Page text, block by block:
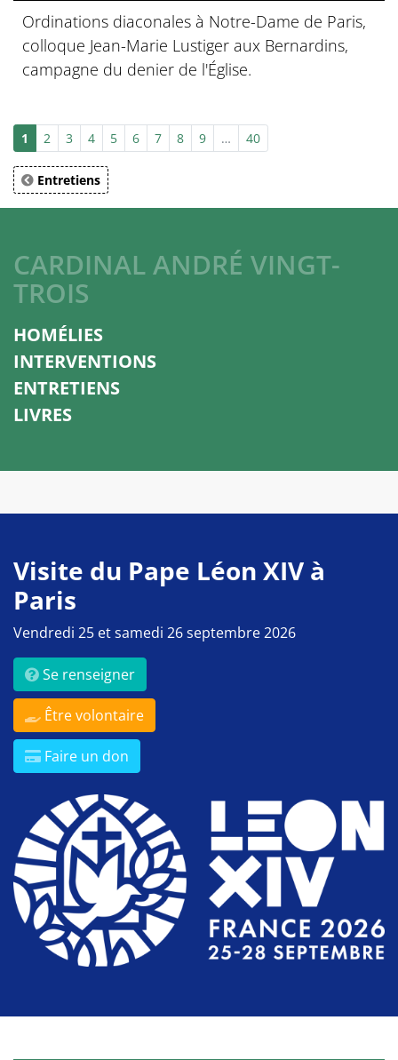
Ordinations diaconales à Notre-Dame de Paris,
colloque Jean-Marie Lustiger aux Bernardins,
campagne du denier de l'Église.
1 2 3 4 5 6 7 8 9 … 40
Entretiens
CARDINAL ANDRÉ VINGT-
TROIS
HOMÉLIES
INTERVENTIONS
ENTRETIENS
LIVRES
Visite du Pape Léon XIV à
Paris
Vendredi 25 et samedi 26 septembre 2026
Se renseigner
Être volontaire
Faire un don